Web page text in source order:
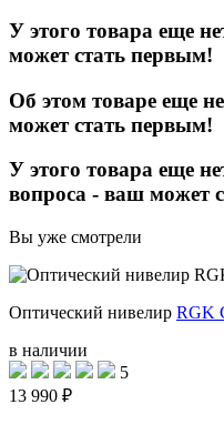
У этого товара еще
может стать первым!
Об этом товаре еще
может стать первым!
У этого товара еще
вопроса - ваш может
Вы уже смотрели
Оптический нивелир RGK
в наличии
5
13 990 ₽